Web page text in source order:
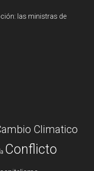
las ministras de
Climatico
Conflicto